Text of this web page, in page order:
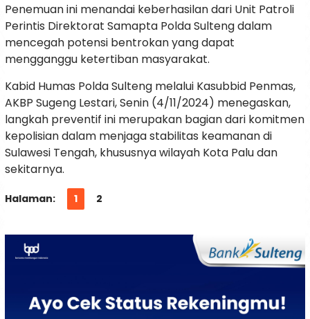
Penemuan ini menandai keberhasilan dari Unit Patroli
Perintis Direktorat Samapta Polda Sulteng dalam
mencegah potensi bentrokan yang dapat
mengganggu ketertiban masyarakat.
Kabid Humas Polda Sulteng melalui Kasubbid Penmas,
AKBP Sugeng Lestari, Senin (4/11/2024) menegaskan,
langkah preventif ini merupakan bagian dari komitmen
kepolisian dalam menjaga stabilitas keamanan di
Sulawesi Tengah, khususnya wilayah Kota Palu dan
sekitarnya.
Halaman: 1 2